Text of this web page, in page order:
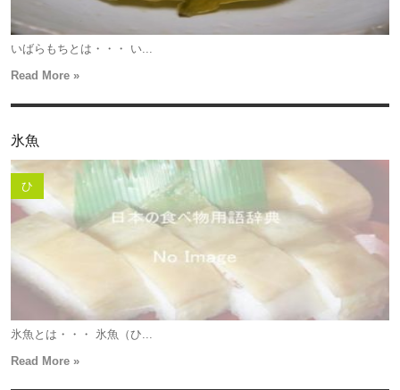
いばらもちとは・・・ い...
Read More »
氷魚
ひ
氷魚とは・・・ 氷魚（ひ...
Read More »